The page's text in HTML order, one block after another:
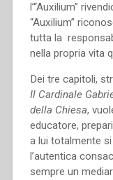
l’“Auxilium”
“Auxilium”
tutta la
nella propria vita
Dei tre capitoli,
Il Cardinale
della Chiesa,
educatore,
a lui totalmente
l’autentica
sempre un